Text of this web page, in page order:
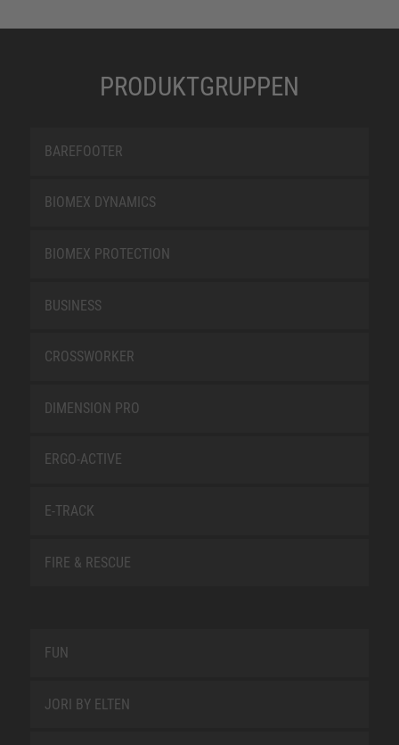
PRODUKTGRUPPEN
BAREFOOTER
BIOMEX DYNAMICS
BIOMEX PROTECTION
BUSINESS
CROSSWORKER
DIMENSION PRO
ERGO-ACTIVE
E-TRACK
FIRE & RESCUE
FUN
JORI BY ELTEN